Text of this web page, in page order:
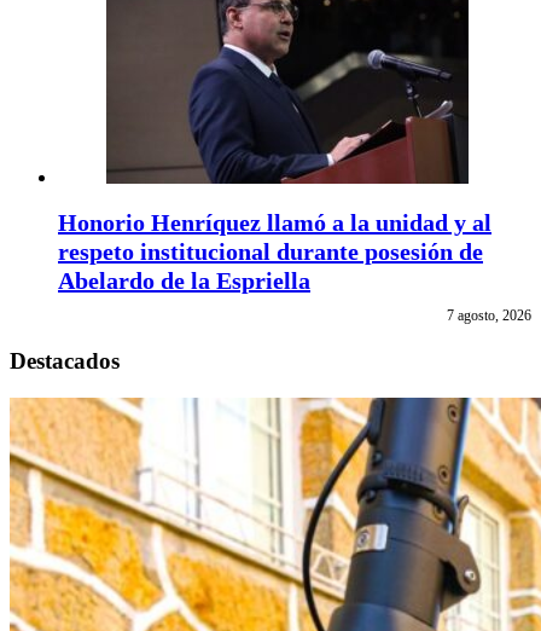
Honorio Henríquez llamó a la unidad y al
respeto institucional durante posesión de
Abelardo de la Espriella
7 agosto, 2026
Destacados